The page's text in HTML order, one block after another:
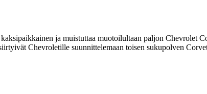
ja muistuttaa muotoilultaan paljon Chevrolet
Chevroletille suunnittelemaan toisen sukupolven